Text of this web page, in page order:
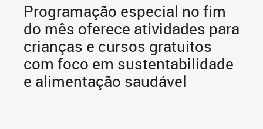
Programação especial no fim
do mês oferece atividades para
crianças e cursos gratuitos
com foco em sustentabilidade
e alimentação saudável